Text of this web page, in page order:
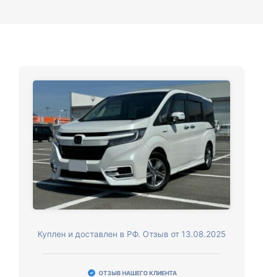
Куплен и доставлен в РФ. Отзыв от 13.08.2025
ОТЗЫВ НАШЕГО КЛИЕНТА